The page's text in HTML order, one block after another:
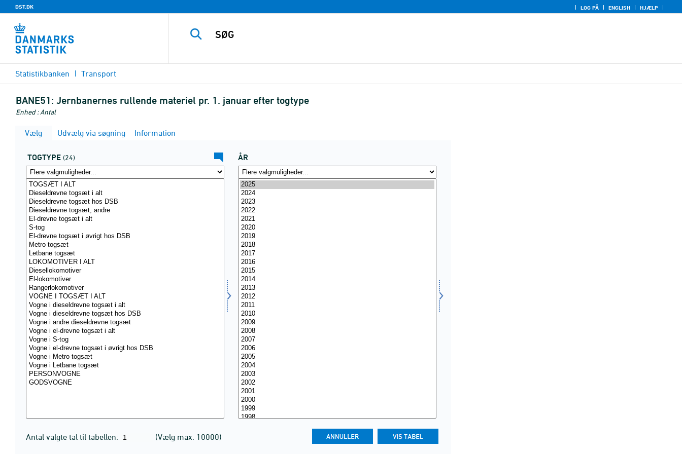
DST.DK LOG PÅ ENGLISH HJÆLP
Statistikbanken Transport
BANE51: Jernbanernes rullende materiel pr. 1. januar efter togtype
Enhed : Antal
Vælg Udvælg via søgning Information
TOGTYPE (24) ÅR
Antal valgte tal til tabellen: (Vælg max. 10000)